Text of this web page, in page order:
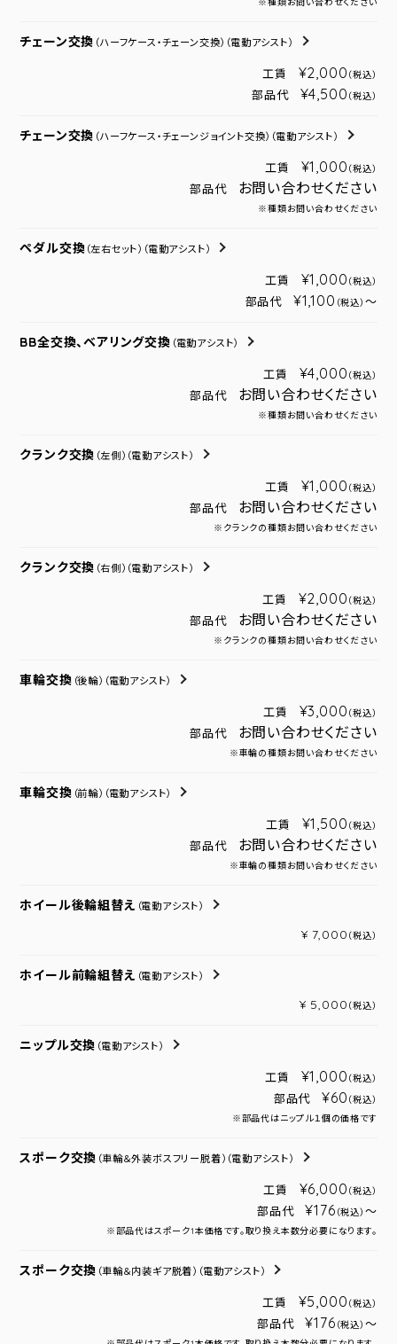
チェーン交換 （ハーフケース・チェーン交換） （電動アシスト）
工賃 ¥2,000 （税込）
部品代 ¥4,500 （税込）
チェーン交換 （ハーフケース・チェーンジョイント交換） （電動アシスト）
工賃 ¥1,000 （税込）
部品代 お問い合わせください
※種類お問い合わせください
ペダル交換 （左右セット） （電動アシスト）
工賃 ¥1,000 （税込）
部品代 ¥1,100 （税込） ～
BB全交換、ベアリング交換 （電動アシスト）
工賃 ¥4,000 （税込）
部品代 お問い合わせください
※種類お問い合わせください
クランク交換 （左側） （電動アシスト）
工賃 ¥1,000 （税込）
部品代 お問い合わせください
※クランクの種類お問い合わせください
クランク交換 （右側） （電動アシスト）
工賃 ¥2,000 （税込）
部品代 お問い合わせください
※クランクの種類お問い合わせください
車輪交換 （後輪） （電動アシスト）
工賃 ¥3,000 （税込）
部品代 お問い合わせください
※車輪の種類お問い合わせください
車輪交換 （前輪） （電動アシスト）
工賃 ¥1,500 （税込）
部品代 お問い合わせください
※車輪の種類お問い合わせください
ホイール後輪組替え （電動アシスト）
¥ 7,000 （税込）
ホイール前輪組替え （電動アシスト）
¥ 5,000 （税込）
ニップル交換 （電動アシスト）
工賃 ¥1,000 （税込）
部品代 ¥60 （税込）
※部品代はニップル１個の価格です
スポーク交換 （車輪＆外装ボスフリー脱着） （電動アシスト）
工賃 ¥6,000 （税込）
部品代 ¥176 （税込） ～
※部品代はスポーク1本価格です。取り換え本数分必要になります。
スポーク交換 （車輪＆内装ギア脱着） （電動アシスト）
工賃 ¥5,000 （税込）
部品代 ¥176 （税込） ～